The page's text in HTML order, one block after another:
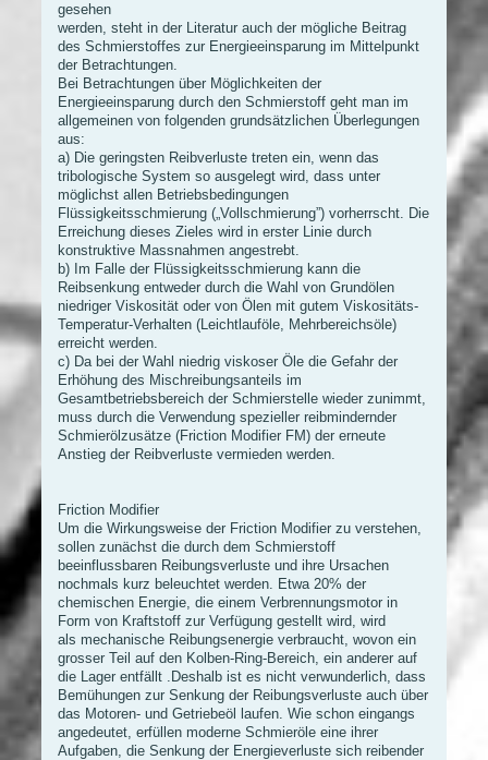
gesehen
werden, steht in der Literatur auch der mögliche Beitrag
des Schmierstoffes zur Energieeinsparung im Mittelpunkt
der Betrachtungen.
Bei Betrachtungen über Möglichkeiten der
Energieeinsparung durch den Schmierstoff geht man im
allgemeinen von folgenden grundsätzlichen Überlegungen
aus:
a) Die geringsten Reibverluste treten ein, wenn das
tribologische System so ausgelegt wird, dass unter
möglichst allen Betriebsbedingungen
Flüssigkeitsschmierung („Vollschmierung”) vorherrscht. Die
Erreichung dieses Zieles wird in erster Linie durch
konstruktive Massnahmen angestrebt.
b) Im Falle der Flüssigkeitsschmierung kann die
Reibsenkung entweder durch die Wahl von Grundölen
niedriger Viskosität oder von Ölen mit gutem Viskositäts-
Temperatur-Verhalten (Leichtlauföle, Mehrbereichsöle)
erreicht werden.
c) Da bei der Wahl niedrig viskoser Öle die Gefahr der
Erhöhung des Mischreibungsanteils im
Gesamtbetriebsbereich der Schmierstelle wieder zunimmt,
muss durch die Verwendung spezieller reibmindernder
Schmierölzusätze (Friction Modifier FM) der erneute
Anstieg der Reibverluste vermieden werden.
Friction Modifier
Um die Wirkungsweise der Friction Modifier zu verstehen,
sollen zunächst die durch dem Schmierstoff
beeinflussbaren Reibungsverluste und ihre Ursachen
nochmals kurz beleuchtet werden. Etwa 20% der
chemischen Energie, die einem Verbrennungsmotor in
Form von Kraftstoff zur Verfügung gestellt wird, wird
als mechanische Reibungsenergie verbraucht, wovon ein
grosser Teil auf den Kolben-Ring-Bereich, ein anderer auf
die Lager entfällt .Deshalb ist es nicht verwunderlich, dass
Bemühungen zur Senkung der Reibungsverluste auch über
das Motoren- und Getriebeöl laufen. Wie schon eingangs
angedeutet, erfüllen moderne Schmieröle eine ihrer
Aufgaben, die Senkung der Energieverluste sich reibender